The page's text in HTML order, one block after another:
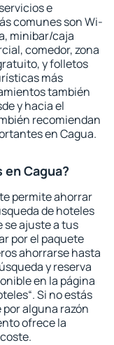
e
comunes son Wi-
minibar/caja
comedor, zona
y folletos
más
también
y hacia el
recomiendan
en Cagua.
Cagua?
permite ahorrar
de hoteles
se ajuste a tus
por el paquete
ahorrarse hasta
y reserva
en la página
Si no estás
por alguna razón
ofrece la